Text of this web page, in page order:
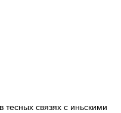
связях с иньскими